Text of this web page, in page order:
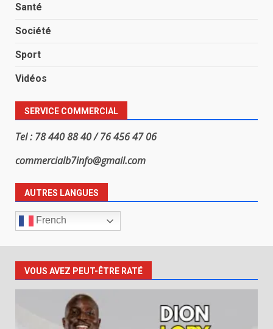
Santé
Société
Sport
Vidéos
SERVICE COMMERCIAL
Tel : 78 440 88 40 / 76 456 47 06
commercialb7info@gmail.com
AUTRES LANGUES
French
VOUS AVEZ PEUT-ÊTRE RATÉ